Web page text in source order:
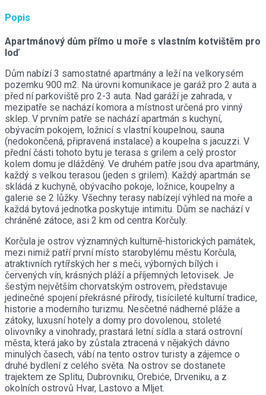
Popis
Apartmánový dům přímo u moře s vlastním kotvištěm pro
loď
Dům nabízí 3 samostatné apartmány a leží na velkorysém
pozemku 900 m2. Na úrovni komunikace je garáž pro 2 auta a
před ní parkoviště pro 2-3 auta. Nad garáží je zahrada, v
mezipatře se nachází komora a místnost určená pro vinný
sklep. V prvním patře se nachází apartmán s kuchyní,
obývacím pokojem, ložnicí s vlastní koupelnou, sauna
(nedokončená, připravená instalace) a koupelna s jacuzzi. V
přední části tohoto bytu je terasa s grilem a celý prostor
kolem domu je dlážděný. Ve druhém patře jsou dva apartmány,
každý s velkou terasou (jeden s grilem). Každý apartmán se
skládá z kuchyně, obývacího pokoje, ložnice, koupelny a
galerie se 2 lůžky. Všechny terasy nabízejí výhled na moře a
každá bytová jednotka poskytuje intimitu. Dům se nachází v
chráněné zátoce, asi 2 km od centra Korčuly.
Korčula je ostrov významných kulturně-historických památek,
mezi nimiž patří první místo starobylému městu Korčula,
atraktivních rytířských her s meči, výborných bílých i
červených vín, krásných pláží a příjemných letovisek. Je
šestým největším chorvatským ostrovem, představuje
jedinečné spojení překrásné přírody, tisícileté kulturní tradice,
historie a moderního turizmu. Nesčetné nádherné pláže a
zátoky, luxusní hotely a domy pro dovolenou, stoleté
olivovníky a vinohrady, prastará letní sídla a stará ostrovní
města, která jako by zůstala ztracená v nějakých dávno
minulých časech, vábí na tento ostrov turisty a zájemce o
druhé bydlení z celého světa. Na ostrov se dostanete
trajektem ze Splitu, Dubrovniku, Orebiće, Drveniku, a z
okolních ostrovů Hvar, Lastovo a Mljet.